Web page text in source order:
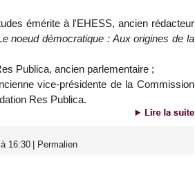
émérite à l'EHESS, ancien rédacteur
noeud démocratique : Aux origines de la
Publica, ancien parlementaire ;
vice-présidente de la Commission
Res Publica.
16:30 Permalien